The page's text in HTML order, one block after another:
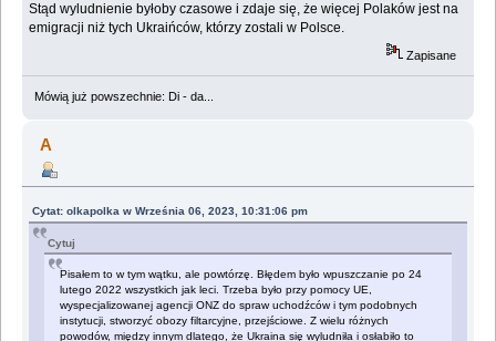
Stąd wyludnienie byłoby czasowe i zdaje się, że więcej Polaków jest na
emigracji niż tych Ukraińców, którzy zostali w Polsce.
Zapisane
Mówią już powszechnie: Di - da...
A
Cytat: olkapolka w Września 06, 2023, 10:31:06 pm
Cytuj
Pisałem to w tym wątku, ale powtórzę. Błędem było wpuszczanie po 24
lutego 2022 wszystkich jak leci. Trzeba było przy pomocy UE,
wyspecjalizowanej agencji ONZ do spraw uchodźców i tym podobnych
instytucji, stworzyć obozy filtarcyjne, przejściowe. Z wielu różnych
powodów, między innym dlatego, że Ukraina się wyludniła i osłabiło to